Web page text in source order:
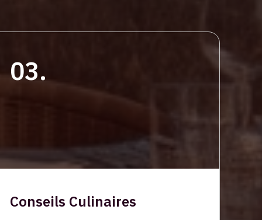
03.
Conseils Culinaires